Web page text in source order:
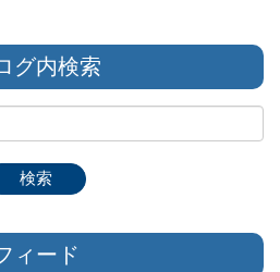
グ内検索
ィード